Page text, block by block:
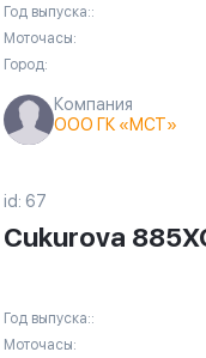
Год выпуска::
Моточасы:
Город:
Компания
ООО ГК «МСТ»
id: 67
Cukurova
Год выпуска::
Моточасы: